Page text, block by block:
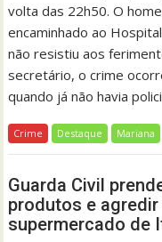
volta das 22h50. O
encaminhado ao
não resistiu aos
secretário, o crime
quando já não havia
Crime Destaque Mariana
Guarda Civil
produtos e
supermercado de